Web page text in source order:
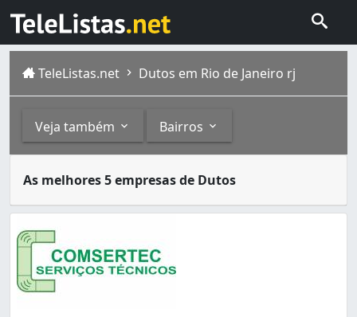
TeleListas.net Dutos em Rio de Janeiro rj
Veja também Bairros
Ar-Condicionado (6)
Coifas (1)
Bonsucesso (3)
Cachambi (1)
Campo Grande (1)
Centro (6)
Copacabana (1)
As melhores 5 empresas de Dutos
A cidade do Rio de Janeiro capital do estado